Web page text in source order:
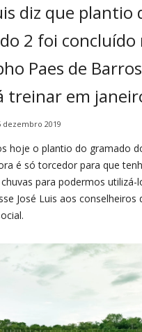
diz que plantio
2 foi concluído
Paes de
treinar em
dezembro 2019
hoje o plantio do gramado
é só torcedor para que
para podermos utilizá-
José Luis aos conselheiros